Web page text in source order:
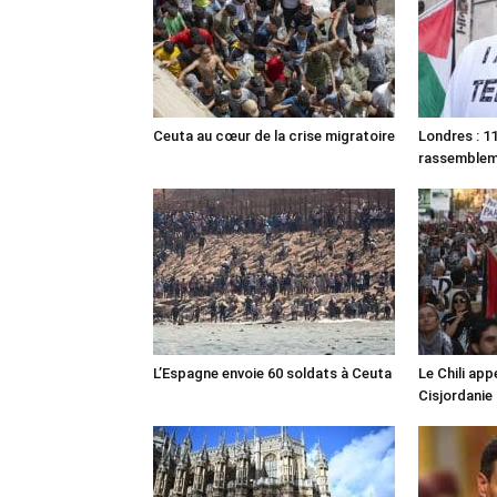
Ceuta au cœur de la crise migratoire
Londres :
L’Espagne envoie 60 soldats à Ceuta
Le Chili
Cisjordanie